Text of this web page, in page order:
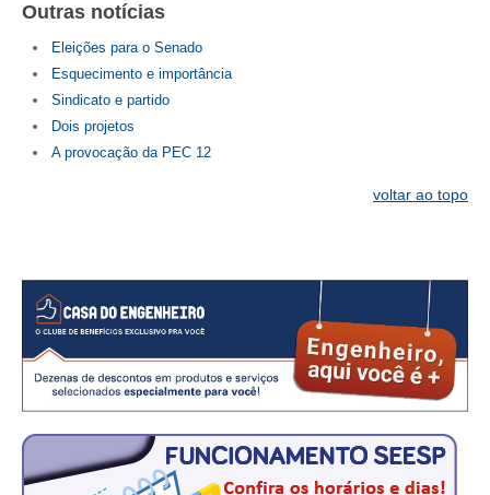
CONTATO
CURSOS
ENGENHEIRO EMPREENDEDOR
BENEFÍCIOS
CONVÊNIOS
PLANO DE SAÚDE
SEESPPREV
Outras notícias
Eleições para o Senado
Esquecimento e importância
Sindicato e partido
Dois projetos
A provocação da PEC 12
voltar ao topo